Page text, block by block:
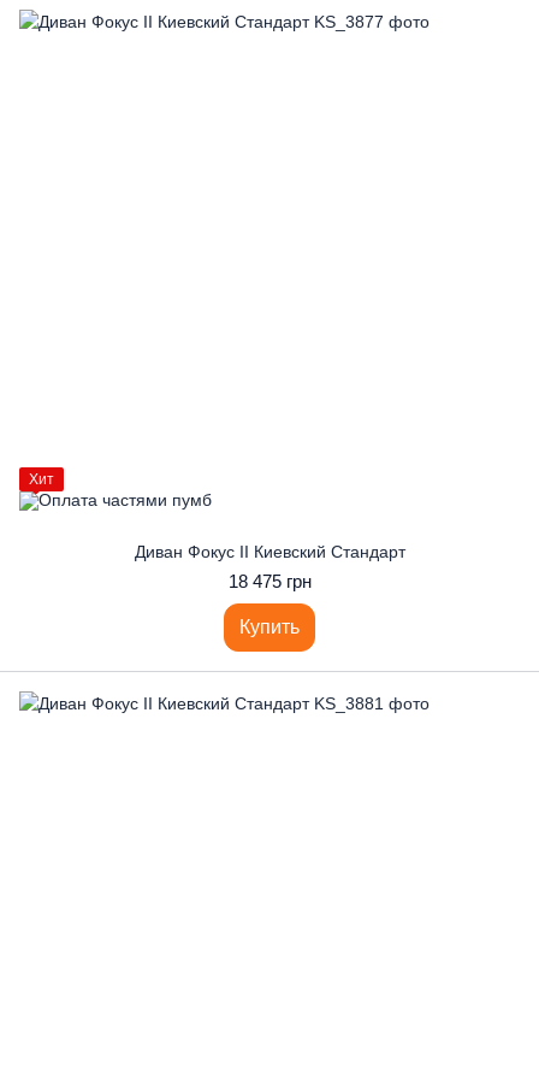
Хит
Диван Фокус II Киевский Стандарт
18 475 грн
Купить